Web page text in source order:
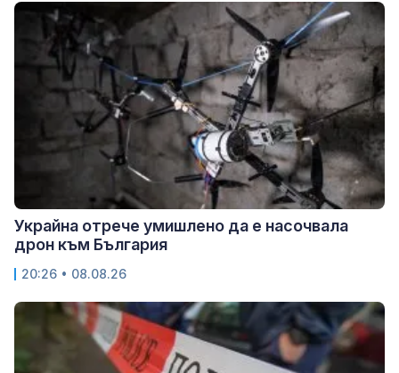
Украйна отрече умишлено да е насочвала
дрон към България
20:26 • 08.08.26